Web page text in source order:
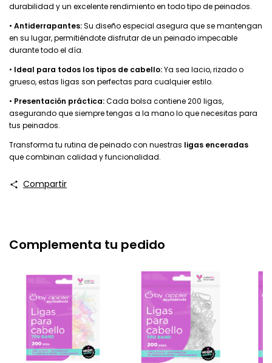
durabilidad y un excelente rendimiento en todo tipo de peinados.
• Antiderrapantes:Su diseño especial asegura que se mantengan
en su lugar, permitiéndote disfrutar de un peinado impecable
durante todo el día.
• Ideal para todos los tipos de cabello:Ya sea lacio, rizado o
grueso, estas ligas son perfectas para cualquier estilo.
• Presentación práctica:Cada bolsa contiene 200 ligas,
asegurando que siempre tengas a la mano lo que necesitas para
tus peinados.
Transforma tu rutina de peinado con nuestras ligas enceradas
que combinan calidad y funcionalidad.
Compartir
Complementa tu pedido